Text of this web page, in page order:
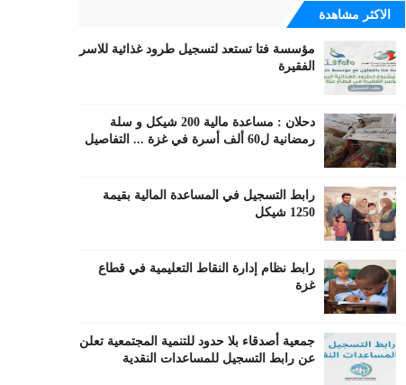
الاكثر مشاهدة
مؤسسة فتا تستعد لتسجيل طرود غذائية للاسر
الفقيرة
دحلان : مساعدة مالية 200 شيكل و سلة
رمضانية ل60 ألف أسرة في غزة ... التفاصيل
رابط التسجيل في المساعدة المالية بقيمة
1250 شيكل
رابط نظام إدارة النقاط التعليمية في قطاع
غزة
جمعية أصدقاء بلا حدود للتنمية المجتمعية تعلن
عن رابط التسجيل للمساعدات النقدية